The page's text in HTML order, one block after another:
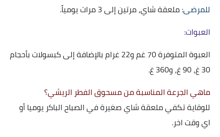
للمرضى:ملعقة شاي، مرتين إلى 3 مرات يومياً.
العبوات:
العبوة المتوفرة 70 غم و22 غرام بالإضافة إلى كبسولات بأحجام
30 غ، 90 غ، و360 غ.
ماهي الجرعة المناسبة من مسحوق الفطر الريشي؟
للوقاية تكفي ملعقة شاي صغيرة في الصباح الباكر يوميا أو
اي وقت اخر.